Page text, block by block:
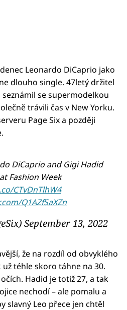
Leonardo DiCaprio jako
dlouho single. 47letý držitel
se supermodelkou
trávili čas v New Yorku.
Page Six a později
DiCaprio and Gigi Hadid
Fashion Week
CTvDnTlhW4
Q1AZfSaXZn
September 13, 2022
že na rozdíl od obvyklého
téhle skoro táhne na 30.
Hadid je totiž 27, a tak
nechodí – ale pomalu a
slavný Leo přece jen chtěl